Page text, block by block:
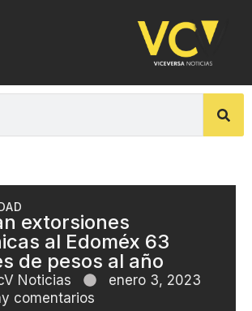
extorsiones
al Edoméx 63
de pesos al año
Noticias
enero 3, 2023
comentarios